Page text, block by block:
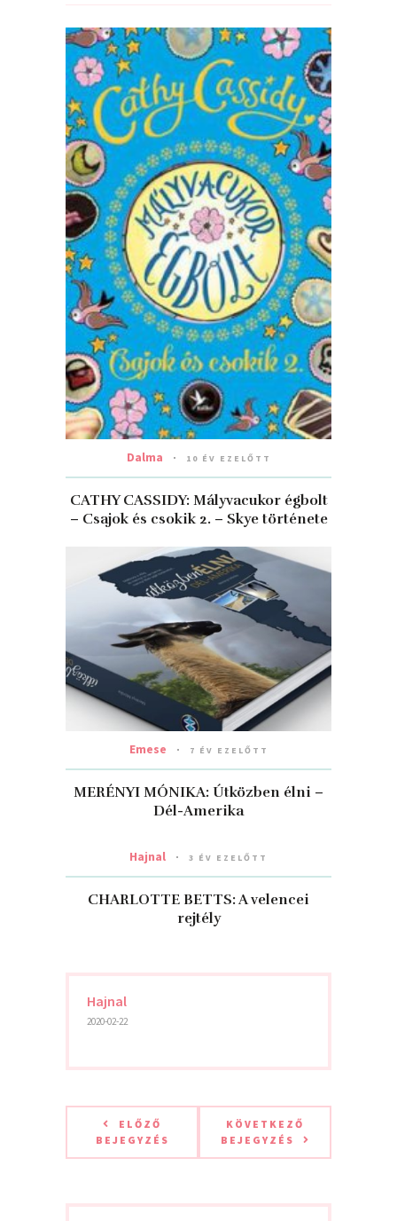
Dalma 10 ÉV EZELŐTT
CATHY CASSIDY: Mályvacukor égbolt
– Csajok és csokik 2. – Skye története
Emese 7 ÉV EZELŐTT
MERÉNYI MÓNIKA: Útközben élni –
Dél-Amerika
Hajnal 3 ÉV EZELŐTT
CHARLOTTE BETTS: A velencei
rejtély
Hajnal
2020-02-22
ELŐZŐ
BEJEGYZÉS
KÖVETKEZŐ
BEJEGYZÉS